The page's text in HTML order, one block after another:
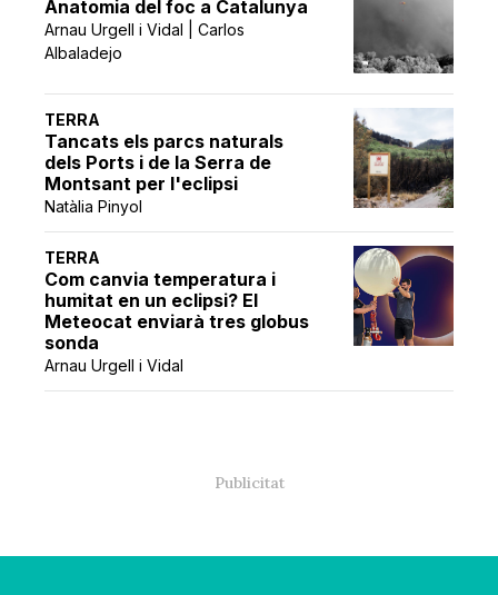
Anatomia del foc a Catalunya
Arnau Urgell i Vidal | Carlos
Albaladejo
TERRA
Tancats els parcs naturals
dels Ports i de la Serra de
Montsant per l'eclipsi
Natàlia Pinyol
TERRA
Com canvia temperatura i
humitat en un eclipsi? El
Meteocat enviarà tres globus
sonda
Arnau Urgell i Vidal